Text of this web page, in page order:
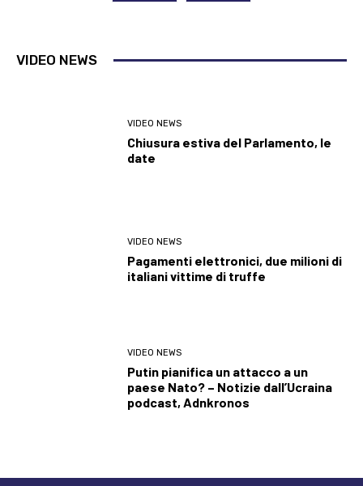
VIDEO NEWS
VIDEO NEWS
Chiusura estiva del Parlamento, le
date
VIDEO NEWS
Pagamenti elettronici, due milioni di
italiani vittime di truffe
VIDEO NEWS
Putin pianifica un attacco a un
paese Nato? – Notizie dall’Ucraina
podcast, Adnkronos